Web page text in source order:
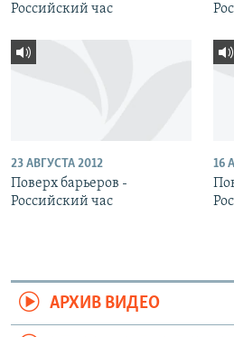
Российский час
23 АВГУСТА 2012
Поверх барьеров -
Российский час
16
АРХИВ ВИДЕО